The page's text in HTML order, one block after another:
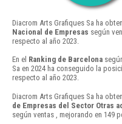
Diacrom Arts Grafiques Sa ha
Nacional de Empresas según
respecto al año 2023.
En el Ranking de Barcelona
Sa en 2024 ha conseguido la
respecto al año 2023.
Diacrom Arts Grafiques Sa ha
de Empresas del Sector Otras
según ventas , mejorando en 149